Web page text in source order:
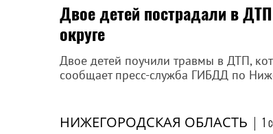
Двое детей пострадали в
округе
Двое детей поучили травмы в ДТП,
сообщает пресс-служба ГИБДД по
НИЖЕГОРОДСКАЯ ОБЛАСТЬ | 1